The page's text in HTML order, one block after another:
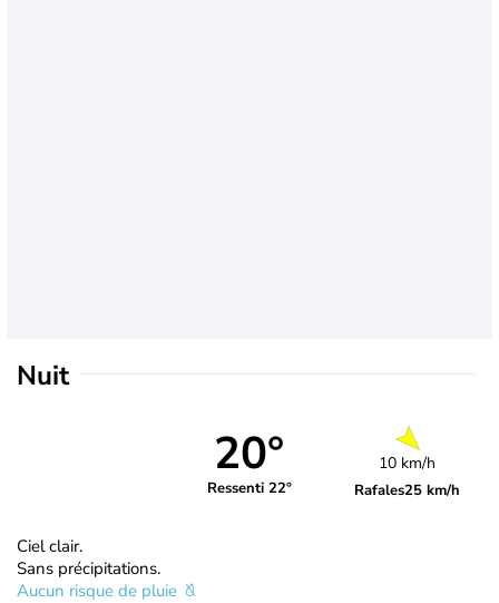
Nuit
20°
Ressenti 22°
10 km/h
Rafales25 km/h
Ciel clair.
Sans précipitations.
Aucun risque de pluie